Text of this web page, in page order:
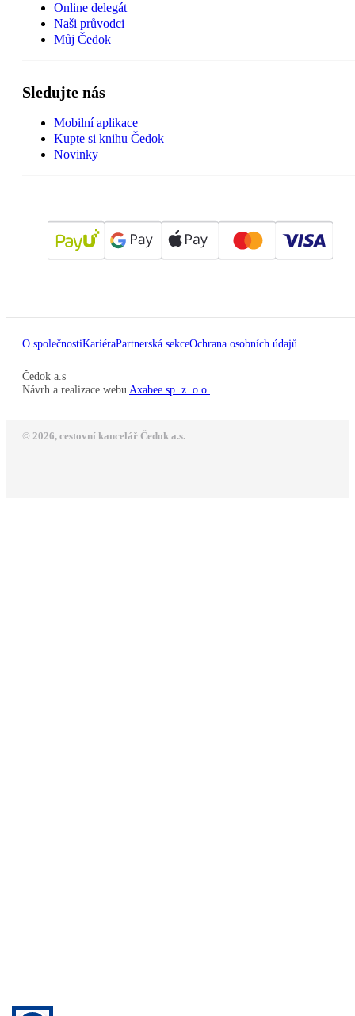
Online delegát
Naši průvodci
Můj Čedok
Sledujte nás
Mobilní aplikace
Kupte si knihu Čedok
Novinky
O společnostiKariéraPartnerská sekceOchrana osobních údajů
Čedok a.s
Návrh a realizace webu Axabee sp. z. o.o.
© 2026, cestovní kancelář Čedok a.s.